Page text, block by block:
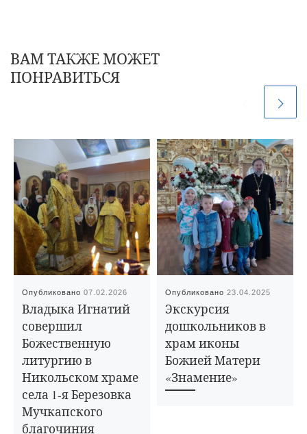
ВАМ ТАКЖЕ МОЖЕТ
ПОНРАВИТЬСЯ
Опубликовано07.02.2026
Владыка Игнатий
совершил
Божественную
литургию в
Никольском храме
села 1-я Березовка
Мучкапского
благочиния
Опубликовано23.04.2025
Экскурсия
дошкольников в
храм иконы
Божией Матери
«Знамение»